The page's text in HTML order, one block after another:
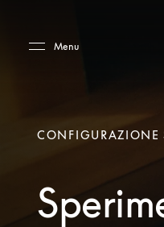
Menu
CONFIGURAZIONE